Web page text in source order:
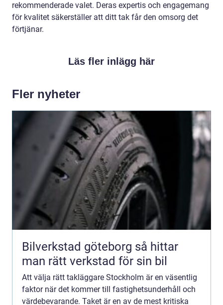
rekommenderade valet. Deras expertis och engagemang
för kvalitet säkerställer att ditt tak får den omsorg det
förtjänar.
Läs fler inlägg här
Fler nyheter
Bilverkstad göteborg så hittar
man rätt verkstad för sin bil
Att välja rätt takläggare Stockholm är en väsentlig
faktor när det kommer till fastighetsunderhåll och
värdebevarande. Taket är en av de mest kritiska